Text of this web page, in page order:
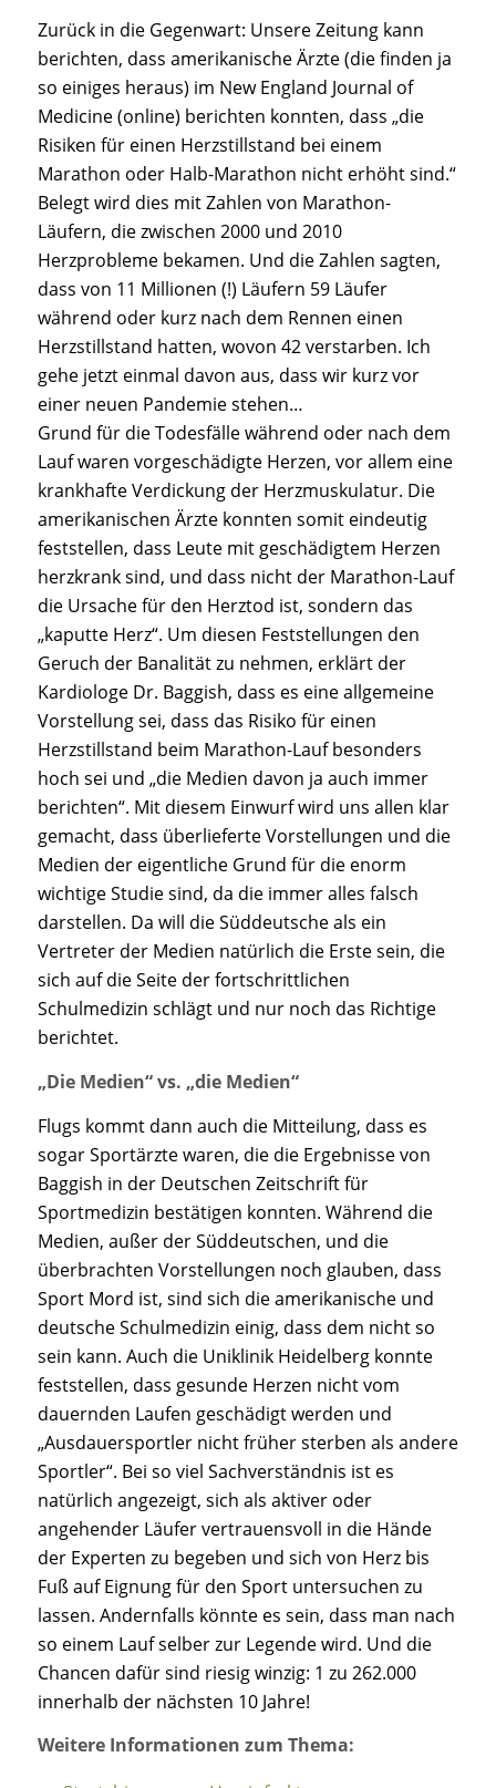
Zurück in die Gegenwart: Unsere Zeitung kann
berichten, dass amerikanische Ärzte (die finden ja
so einiges heraus) im New England Journal of
Medicine (online) berichten konnten, dass „die
Risiken für einen Herzstillstand bei einem
Marathon oder Halb-Marathon nicht erhöht sind.“
Belegt wird dies mit Zahlen von Marathon-
Läufern, die zwischen 2000 und 2010
Herzprobleme bekamen. Und die Zahlen sagten,
dass von 11 Millionen (!) Läufern 59 Läufer
während oder kurz nach dem Rennen einen
Herzstillstand hatten, wovon 42 verstarben. Ich
gehe jetzt einmal davon aus, dass wir kurz vor
einer neuen Pandemie stehen…
Grund für die Todesfälle während oder nach dem
Lauf waren vorgeschädigte Herzen, vor allem eine
krankhafte Verdickung der Herzmuskulatur. Die
amerikanischen Ärzte konnten somit eindeutig
feststellen, dass Leute mit geschädigtem Herzen
herzkrank sind, und dass nicht der Marathon-Lauf
die Ursache für den Herztod ist, sondern das
„kaputte Herz“. Um diesen Feststellungen den
Geruch der Banalität zu nehmen, erklärt der
Kardiologe Dr. Baggish, dass es eine allgemeine
Vorstellung sei, dass das Risiko für einen
Herzstillstand beim Marathon-Lauf besonders
hoch sei und „die Medien davon ja auch immer
berichten“. Mit diesem Einwurf wird uns allen klar
gemacht, dass überlieferte Vorstellungen und die
Medien der eigentliche Grund für die enorm
wichtige Studie sind, da die immer alles falsch
darstellen. Da will die Süddeutsche als ein
Vertreter der Medien natürlich die Erste sein, die
sich auf die Seite der fortschrittlichen
Schulmedizin schlägt und nur noch das Richtige
berichtet.
„Die Medien“ vs. „die Medien“
Flugs kommt dann auch die Mitteilung, dass es
sogar Sportärzte waren, die die Ergebnisse von
Baggish in der Deutschen Zeitschrift für
Sportmedizin bestätigen konnten. Während die
Medien, außer der Süddeutschen, und die
überbrachten Vorstellungen noch glauben, dass
Sport Mord ist, sind sich die amerikanische und
deutsche Schulmedizin einig, dass dem nicht so
sein kann. Auch die Uniklinik Heidelberg konnte
feststellen, dass gesunde Herzen nicht vom
dauernden Laufen geschädigt werden und
„Ausdauersportler nicht früher sterben als andere
Sportler“. Bei so viel Sachverständnis ist es
natürlich angezeigt, sich als aktiver oder
angehender Läufer vertrauensvoll in die Hände
der Experten zu begeben und sich von Herz bis
Fuß auf Eignung für den Sport untersuchen zu
lassen. Andernfalls könnte es sein, dass man nach
so einem Lauf selber zur Legende wird. Und die
Chancen dafür sind riesig winzig: 1 zu 262.000
innerhalb der nächsten 10 Jahre!
Weitere Informationen zum Thema: